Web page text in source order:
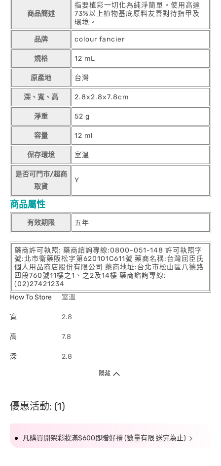
商品簡述
指要植彩一切化為純淨簡單。使用高達
73%以上植物基底原料友善對待指甲及
環境。
品牌 colour fancier
規格 12 mL
原產地 台灣
深、寬、高 2.8x2.8x7.8cm
淨重 52 g
容量 12 ml
保存環境 室溫
是否可門市/超商
取貨
Y
商品屬性
有效期限 五年
藥商許可執照: 藥商諮詢專線:0800-051-148 許可執照字
號:北市衛藥販松字第620101C611號 藥商名稱:台灣屈臣氏
個人用品商店股份有限公司 藥商地址:台北市松山區八德路
四段760號11樓之1、之2及14樓 藥商諮詢專線:
(02)27421234
How To Store
室溫
寬 2.8
高 7.8
深 2.8
隱藏
優惠活動: (1)
凡購買開架彩妝滿$600即贈好禮 (數量有限 送完為止)